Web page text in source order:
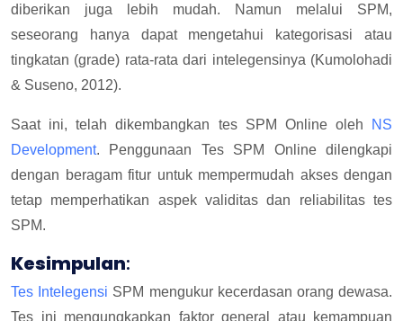
diberikan juga lebih mudah. Namun melalui SPM,
seseorang hanya dapat mengetahui kategorisasi atau
tingkatan (grade) rata-rata dari intelegensinya (Kumolohadi
& Suseno, 2012).
Saat ini, telah dikembangkan tes SPM Online oleh
NS
Development. Penggunaan Tes SPM Online dilengkapi
dengan beragam fitur untuk mempermudah akses dengan
tetap memperhatikan aspek validitas dan reliabilitas tes
SPM.
Kesimpulan:
Tes Intelegensi SPM mengukur kecerdasan orang dewasa.
Tes ini mengungkapkan faktor general atau kemampuan